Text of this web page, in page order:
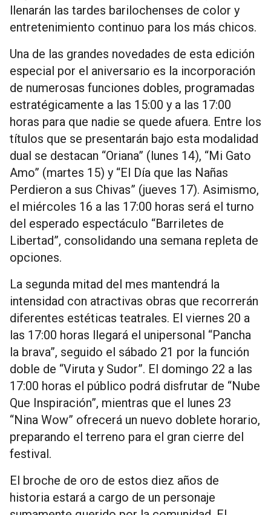
llenarán las tardes barilochenses de color y
entretenimiento continuo para los más chicos.
Una de las grandes novedades de esta edición
especial por el aniversario es la incorporación
de numerosas funciones dobles, programadas
estratégicamente a las 15:00 y a las 17:00
horas para que nadie se quede afuera. Entre los
títulos que se presentarán bajo esta modalidad
dual se destacan “Oriana” (lunes 14), “Mi Gato
Amo” (martes 15) y “El Día que las Nañas
Perdieron a sus Chivas” (jueves 17). Asimismo,
el miércoles 16 a las 17:00 horas será el turno
del esperado espectáculo “Barriletes de
Libertad”, consolidando una semana repleta de
opciones.
La segunda mitad del mes mantendrá la
intensidad con atractivas obras que recorrerán
diferentes estéticas teatrales. El viernes 20 a
las 17:00 horas llegará el unipersonal “Pancha
la brava”, seguido el sábado 21 por la función
doble de “Viruta y Sudor”. El domingo 22 a las
17:00 horas el público podrá disfrutar de “Nube
Que Inspiración”, mientras que el lunes 23
“Nina Wow” ofrecerá un nuevo doblete horario,
preparando el terreno para el gran cierre del
festival.
El broche de oro de estos diez años de
historia estará a cargo de un personaje